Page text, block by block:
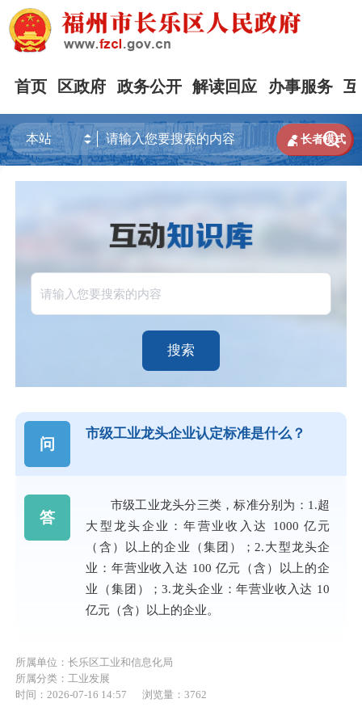
首页 区政府 政务公开 解读回应 办事服务

 长者模式
搜索
问
市级工业龙头企业认定标准是什么？
答
市级工业龙头分三类，标准分别为：1.超
大型龙头企业：年营业收入达 1000 亿元
（含）以上的企业（集团）；2.大型龙头企
业：年营业收入达 100 亿元（含）以上的企
业（集团）；3.龙头企业：年营业收入达 10
亿元（含）以上的企业。
所属单位：长乐区工业和信息化局
所属分类：工业发展
时间：2026-07-16 14:57
浏览量：3762